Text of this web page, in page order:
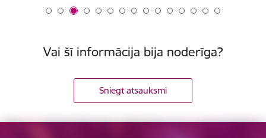
Vai šī informācija bija noderīga?
Sniegt atsauksmi